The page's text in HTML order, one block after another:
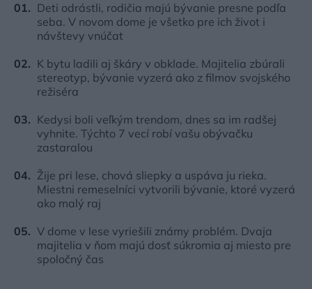
Deti odrástli, rodičia majú bývanie presne podľa
seba. V novom dome je všetko pre ich život i
návštevy vnúčat
K bytu ladili aj škáry v obklade. Majitelia zbúrali
stereotyp, bývanie vyzerá ako z filmov svojského
režiséra
Kedysi boli veľkým trendom, dnes sa im radšej
vyhnite. Týchto 7 vecí robí vašu obývačku
zastaralou
Žije pri lese, chová sliepky a uspáva ju rieka.
Miestni remeselníci vytvorili bývanie, ktoré vyzerá
ako malý raj
V dome v lese vyriešili známy problém. Dvaja
majitelia v ňom majú dosť súkromia aj miesto pre
spoločný čas